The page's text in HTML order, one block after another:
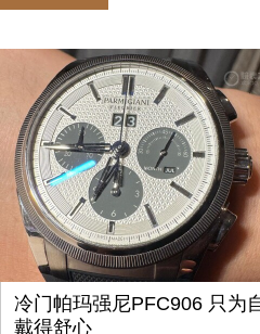
冷门帕玛强尼PFC906 只为
戴得舒心